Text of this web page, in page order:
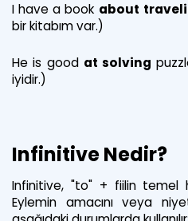
I have a book about
bir kitabım var.)
He is good at solving
iyidir.)
Infinitive Nedir?
Infinitive, "to" + fiilin temel
Eylemin amacını veya